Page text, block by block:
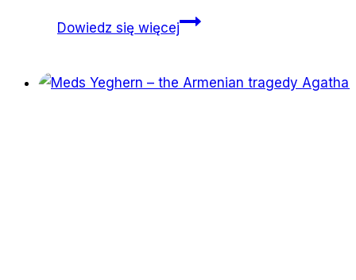
Dowiedz się więcejPapieska
po